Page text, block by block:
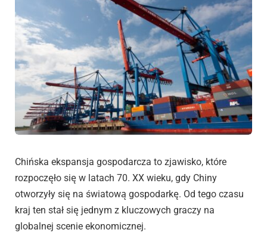
Chińska ekspansja gospodarcza to zjawisko, które
rozpoczęło się w latach 70. XX wieku, gdy Chiny
otworzyły się na światową gospodarkę. Od tego czasu
kraj ten stał się jednym z kluczowych graczy na
globalnej scenie ekonomicznej.